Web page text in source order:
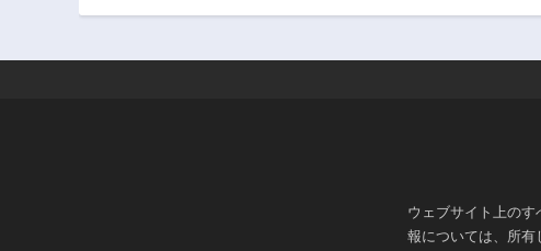
ウェブサイト上の
報については、所